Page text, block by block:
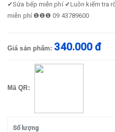
✔Sửa bếp miễn phí ✔Luôn kiểm tra
miễn phí ❶❶❶ 09 43789600
Giá sản phẩm: 340.000 đ
Mã QR:
Số lượng